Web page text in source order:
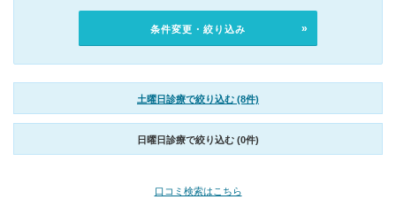
条件変更・絞り込み
土曜日診療で絞り込む (8件)
日曜日診療で絞り込む (0件)
口コミ検索はこちら